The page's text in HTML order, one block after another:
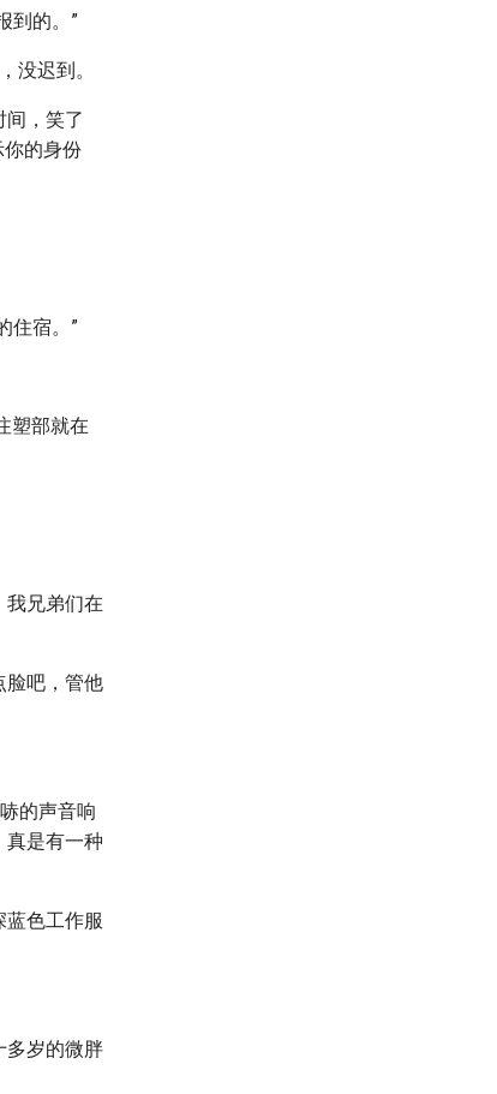
到的。”
没迟到。
，笑了
的身份
住宿。”
塑部就在
我兄弟们在
脸吧，管他
的声音响
真是有一种
色工作服
多岁的微胖